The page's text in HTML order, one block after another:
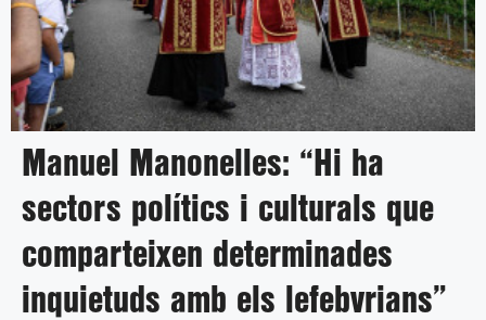
Manuel Manonelles: “Hi ha
sectors polítics i culturals que
comparteixen determinades
inquietuds amb els lefebvrians”